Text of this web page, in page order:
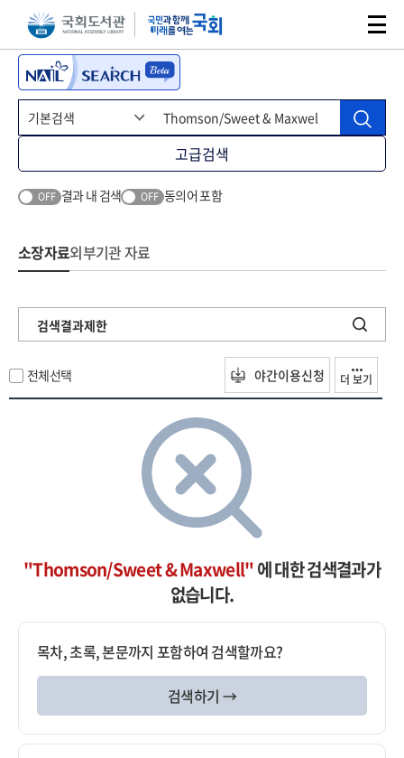
본문 바로가기주메뉴 바로가기
고급검색
OFF 결과 내 검색 OFF 동의어 포함
소장자료외부기관 자료
검색결과제한
전체선택 야간이용신청 더 보기
"Thomson/Sweet & Maxwell"에 대한 검색결과가
없습니다.
목차, 초록, 본문까지 포함하여 검색할까요?
검색하기 →